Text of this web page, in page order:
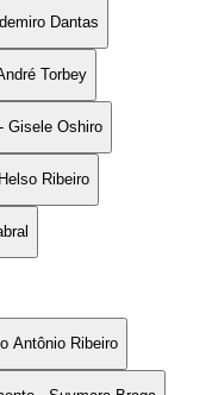
Dantas
Torbey
Gisele Oshiro
Ribeiro
Antônio Ribeiro